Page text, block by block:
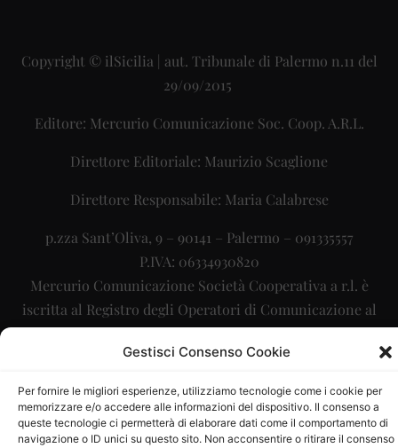
Gestisci Consenso Cookie
Per fornire le migliori esperienze, utilizziamo tecnologie come i cookie per
memorizzare e/o accedere alle informazioni del dispositivo. Il consenso a
queste tecnologie ci permetterà di elaborare dati come il comportamento di
navigazione o ID unici su questo sito. Non acconsentire o ritirare il consenso
Copyright © ilSicilia | aut. Tribunale di Palermo n.11 del
29/09/2015
Editore: Mercurio Comunicazione Soc. Coop. A.R.L.
Direttore Editoriale: Maurizio Scaglione
Direttore Responsabile: Maria Calabrese
p.zza Sant’Oliva, 9 – 90141 – Palermo – 091335557
P.IVA: 06334930820
Mercurio Comunicazione Società Cooperativa a r.l. è
iscritta al Registro degli Operatori di Comunicazione al
numero 26988